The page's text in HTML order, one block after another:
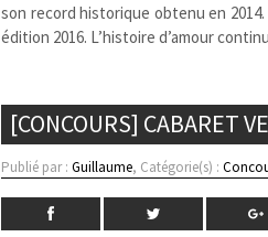
son record historique obtenu en 2014.
édition 2016. L’histoire d’amour
[CONCOURS] CABARET
Publié par :Guillaume, Catégorie(s) :